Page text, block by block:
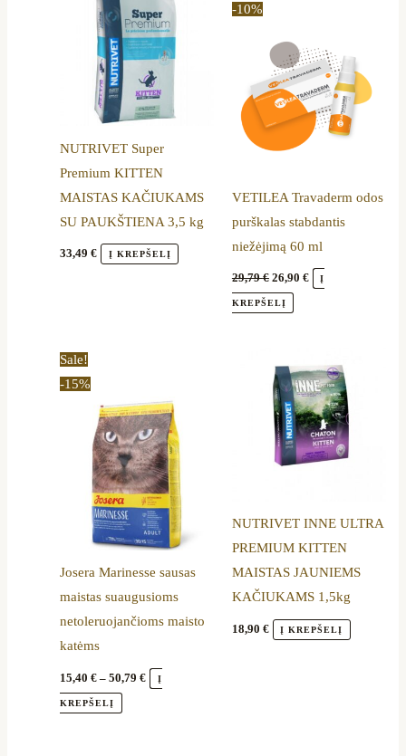
NUTRIVET Super
Premium KITTEN
MAISTAS KAČIUKAMS
SU PAUKŠTIENA 3,5 kg
33,49€ Į KREPŠELĮ
-10%
VETILEA Travaderm odos
purškalas stabdantis
niežėjimą 60 ml
29,79€ 26,90 € Į
KREPŠELĮ
Sale!
-15%
Josera Marinesse sausas
maistas suaugusioms
netoleruojančioms maisto
katėms
15,40€ – 50,79€
through
50,79 €
Į
KREPŠELĮ
has
multiple
variants.
The
options
may
chosen
on
the
page
NUTRIVET INNE ULTRA
PREMIUM KITTEN
MAISTAS JAUNIEMS
KAČIUKAMS 1,5kg
18,90 € Į KREPŠELĮ